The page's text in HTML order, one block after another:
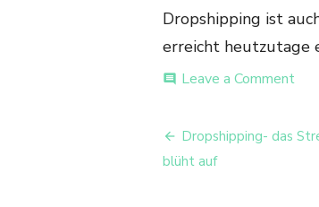
Dropshipping ist
erreicht heutzutage
comment Leave a Commenton
Beitrags-
Navigation
Dropshipping- das
blüht auf